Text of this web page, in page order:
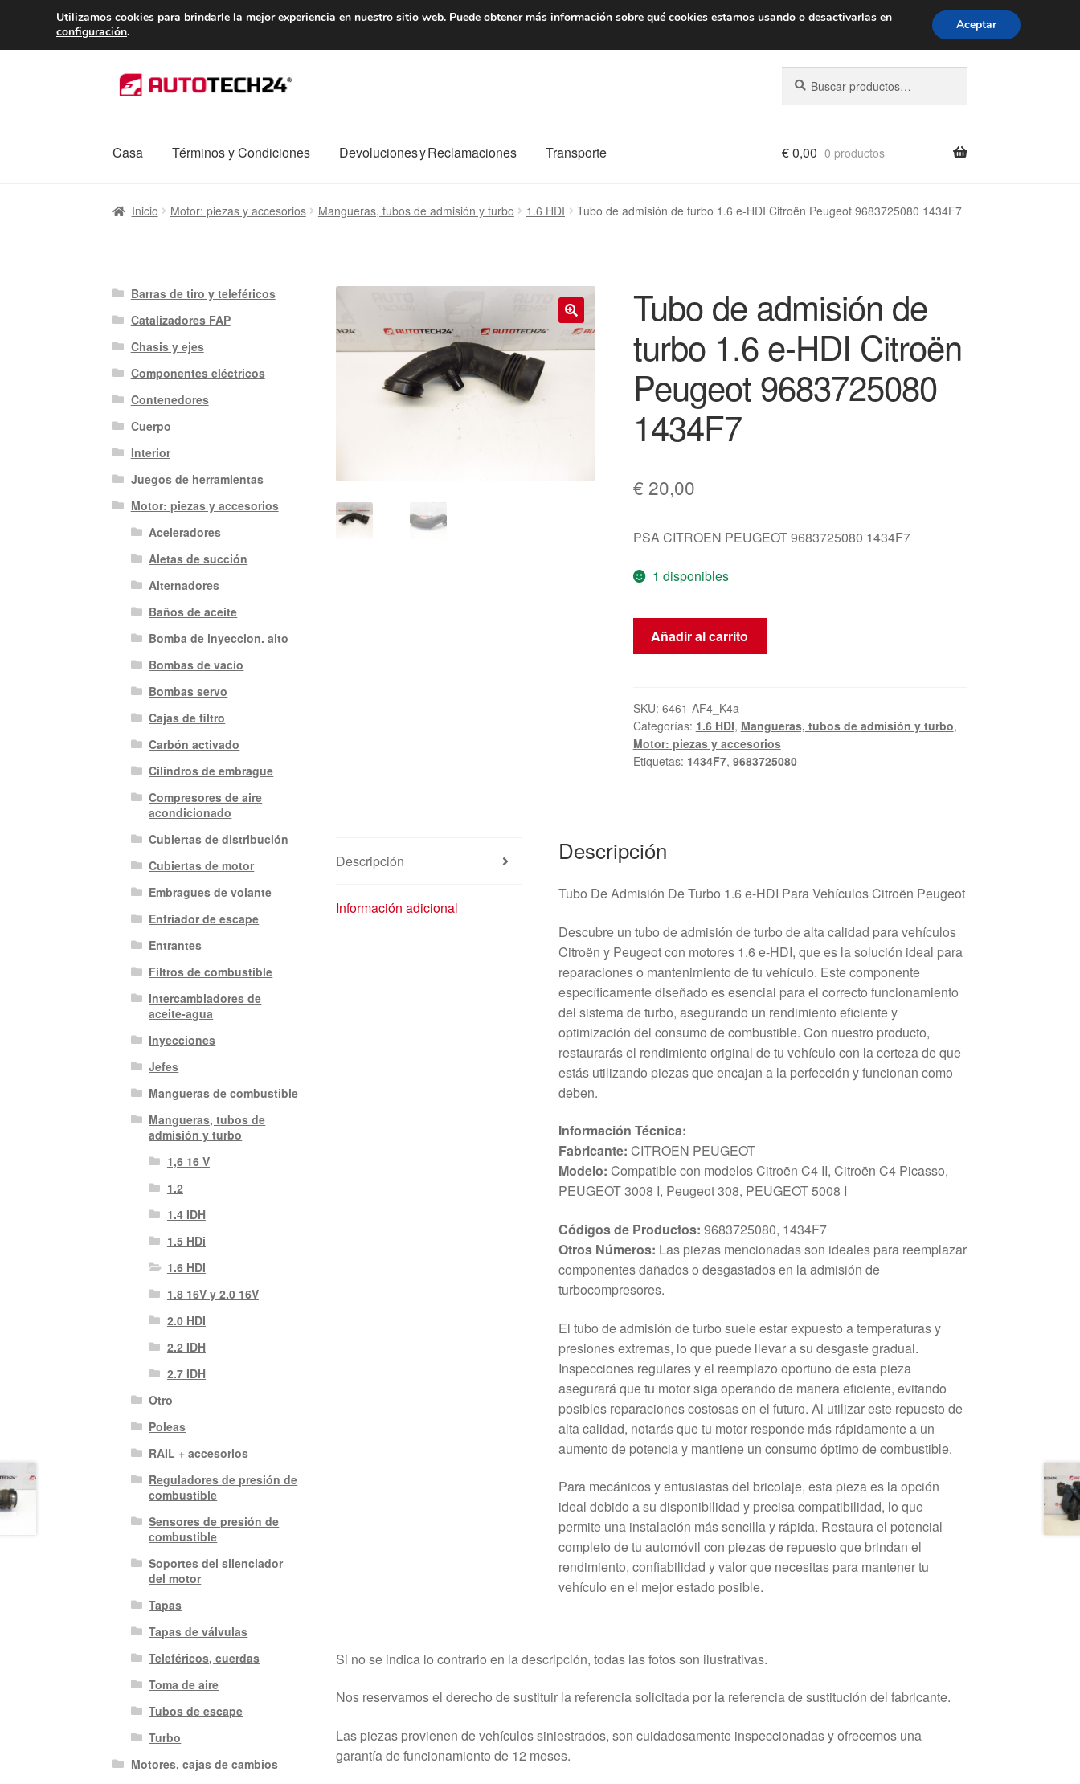
ENTREGA desde 7 EUR De lunes a viernes de 9 a. m. a 4 p. m.900 933 246
Ir
a
Ir
al
por:
Casa Términos y Condiciones Devoluciones y Reclamaciones Transporte
InicioCaja registradora Carro ContactoEnvío al mundo entero Mi cuenta Pagos Política de privacidad
€0,00 0 productos
Inicio Motor: piezas y accesorios Mangueras, tubos de admisión y turbo 1.6 HDI Tubo de admisión de turbo 1.6 e-HDI Citroën Peugeot 9683725080 1434F7
🔍
Tubo de admisión de
turbo 1.6 e-HDI Citroën
Peugeot 9683725080
1434F7
€ 20,00
PSA CITROEN PEUGEOT 9683725080 1434F7
1 disponibles
Tubo
turbo
1.6
e-
HDI
1434F7
Añadir al carrito
SKU: 6461-AF4_K4a
Categorías: 1.6 HDI, Mangueras, tubos de admisión y turbo,
Motor: piezas y accesorios
Etiquetas: 1434F7, 9683725080
Descripción
Información adicional
Descripción
Tubo De Admisión De Turbo 1.6 e-HDI Para Vehículos Citroën Peugeot
Descubre un tubo de admisión de turbo de alta calidad para vehículos
Citroën y Peugeot con motores 1.6 e-HDI, que es la solución ideal para
reparaciones o mantenimiento de tu vehículo. Este componente
específicamente diseñado es esencial para el correcto funcionamiento
del sistema de turbo, asegurando un rendimiento eficiente y
optimización del consumo de combustible. Con nuestro producto,
restaurarás el rendimiento original de tu vehículo con la certeza de que
estás utilizando piezas que encajan a la perfección y funcionan como
deben.
Información Técnica:
Fabricante: CITROEN PEUGEOT
Modelo: Compatible con modelos Citroën C4 II, Citroën C4 Picasso,
PEUGEOT 3008 I, Peugeot 308, PEUGEOT 5008 I
Códigos de Productos: 9683725080, 1434F7
Otros Números: Las piezas mencionadas son ideales para reemplazar
componentes dañados o desgastados en la admisión de
turbocompresores.
El tubo de admisión de turbo suele estar expuesto a temperaturas y
presiones extremas, lo que puede llevar a su desgaste gradual.
Inspecciones regulares y el reemplazo oportuno de esta pieza
asegurará que tu motor siga operando de manera eficiente, evitando
posibles reparaciones costosas en el futuro. Al utilizar este repuesto de
alta calidad, notarás que tu motor responde más rápidamente a un
aumento de potencia y mantiene un consumo óptimo de combustible.
Para mecánicos y entusiastas del bricolaje, esta pieza es la opción
ideal debido a su disponibilidad y precisa compatibilidad, lo que
permite una instalación más sencilla y rápida. Restaura el potencial
completo de tu automóvil con piezas de repuesto que brindan el
rendimiento, confiabilidad y valor que necesitas para mantener tu
vehículo en el mejor estado posible.
Si no se indica lo contrario en la descripción, todas las fotos son ilustrativas.
Nos reservamos el derecho de sustituir la referencia solicitada por la referencia de sustitución del fabricante.
Las piezas provienen de vehículos siniestrados, son cuidadosamente inspeccionadas y ofrecemos una
garantía de funcionamiento de 12 meses.
Barras de tiro y teleféricos
Catalizadores FAP
Chasis y ejes
Componentes eléctricos
Contenedores
Cuerpo
Interior
Juegos de herramientas
Motor: piezas y accesorios
Aceleradores
Aletas de succión
Alternadores
Baños de aceite
Bomba de inyeccion. alto
Bombas de vacío
Bombas servo
Cajas de filtro
Carbón activado
Cilindros de embrague
Compresores de aire
acondicionado
Cubiertas de distribución
Cubiertas de motor
Embragues de volante
Enfriador de escape
Entrantes
Filtros de combustible
Intercambiadores de
aceite-agua
Inyecciones
Jefes
Mangueras de combustible
Mangueras, tubos de
admisión y turbo
1,6 16 V
1.2
1.4 IDH
1.5 HDi
1.6 HDI
1.8 16V y 2.0 16V
2.0 HDI
2.2 IDH
2.7 IDH
Otro
Poleas
RAIL + accesorios
Reguladores de presión de
combustible
Sensores de presión de
combustible
Soportes del silenciador
del motor
Tapas
Tapas de válvulas
Teleféricos, cuerdas
Toma de aire
Tubos de escape
Turbo
Motores, cajas de cambios
Utilizamos cookies para brindarle la mejor experiencia en nuestro sitio web. Puede obtener más información sobre qué cookies estamos usando o desactivarlas en
configuración. Aceptar